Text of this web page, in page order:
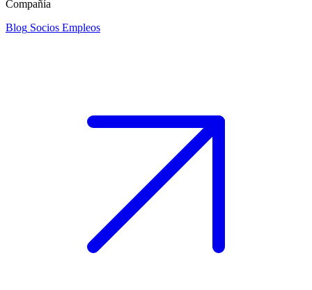
Compañía
Blog Socios Empleos